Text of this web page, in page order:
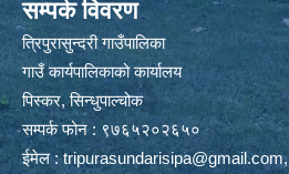
सम्पर्क विवरण
त्रिपुरासुन्दरी गाउँपालिका
गाउँ कार्यपालिकाको कार्यालय
पिस्कर, सिन्धुपाल्चोक
सम्पर्क फोन : ९७६५२०२६५०
ईमेल :tripurasundarisipa@gmail.com,